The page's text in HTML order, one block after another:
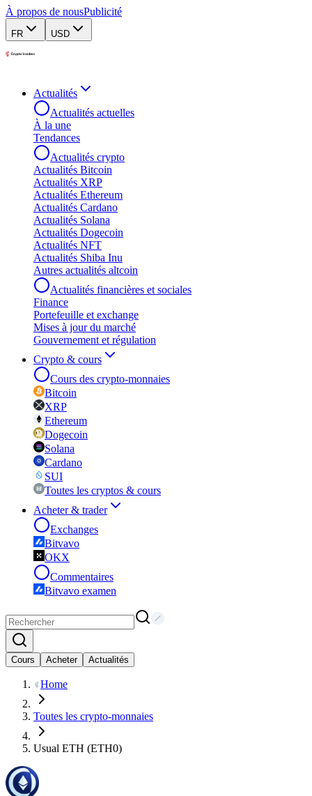
À propos de nousPublicité
FR USD
Actualités
Actualités actuelles
À la une
Tendances
Actualités crypto
Actualités Bitcoin
Actualités XRP
Actualités Ethereum
Actualités Cardano
Actualités Solana
Actualités Dogecoin
Actualités NFT
Actualités Shiba Inu
Autres actualités altcoin
Actualités financières et sociales
Finance
Portefeuille et exchange
Mises à jour du marché
Gouvernement et régulation
Crypto & cours
Cours des crypto-monnaies
Bitcoin
XRP
Ethereum
Dogecoin
Solana
Cardano
SUI
Toutes les cryptos & cours
Acheter & trader
Exchanges
Bitvavo
OKX
Commentaires
Bitvavo examen
Cours Acheter Actualités
Home
Toutes les crypto-monnaies
Usual ETH (ETH0)